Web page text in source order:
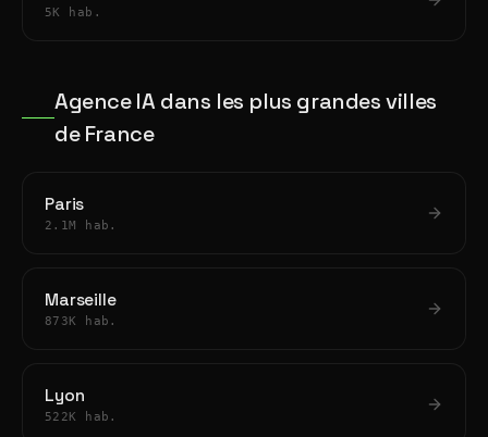
5K hab.
Agence IA dans les plus grandes villes
de France
Paris
2.1M hab.
Marseille
873K hab.
Lyon
522K hab.